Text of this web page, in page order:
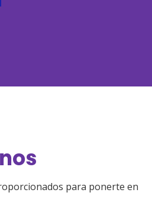
para ponerte en